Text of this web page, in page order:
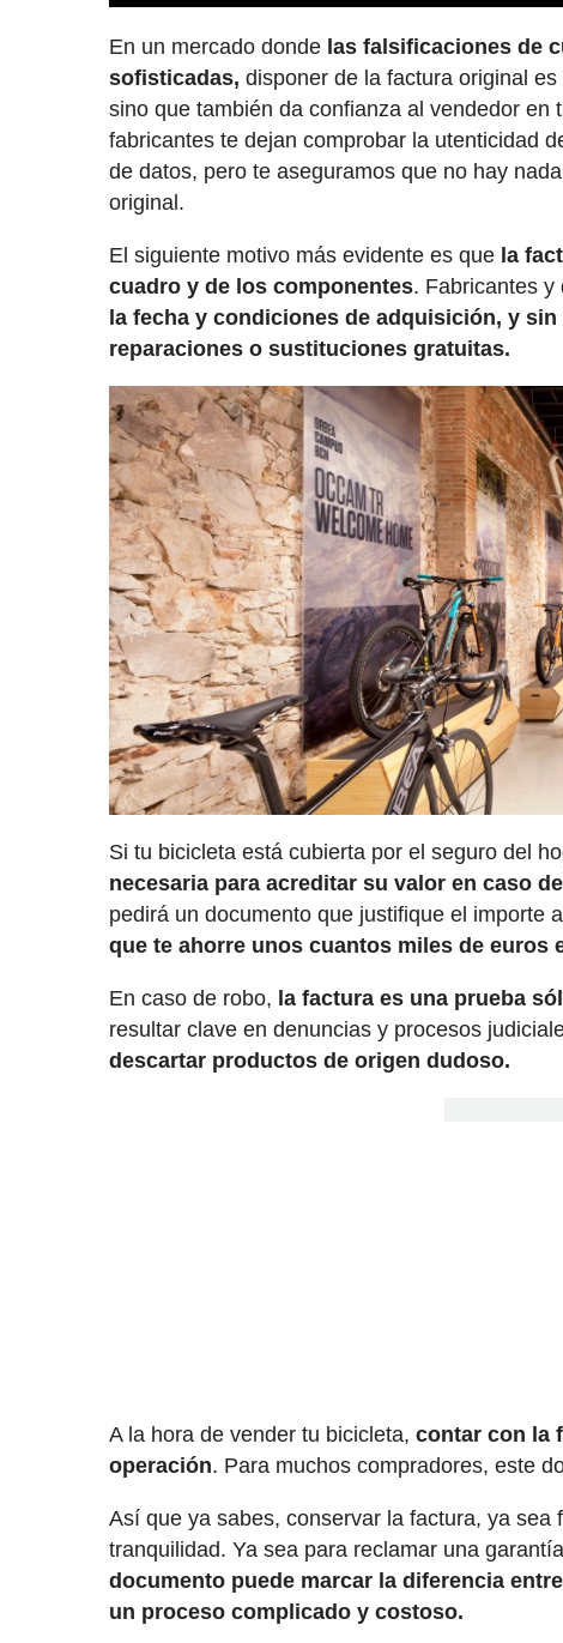
En un mercado donde las falsificaciones de
sofisticadas, disponer de la factura original
sino que también da confianza al vendedor
fabricantes te dejan comprobar la utenticidad
de datos, pero te aseguramos que no hay
original.
El siguiente motivo más evidente es que la
cuadro y de los componentes. Fabricantes y
la fecha y condiciones de adquisición, y
reparaciones o sustituciones gratuitas.
Si tu bicicleta está cubierta por el seguro del
necesaria para acreditar su valor en caso
pedirá un documento que justifique el importe
que te ahorre unos cuantos miles de euros
En caso de robo, la factura es una prueba
resultar clave en denuncias y procesos
descartar productos de origen dudoso.
A la hora de vender tu bicicleta,contar con la
operación. Para muchos compradores, este
Así que ya sabes, conservar la factura, ya
tranquilidad. Ya sea para reclamar una
documento puede marcar la diferencia
un proceso complicado y costoso.